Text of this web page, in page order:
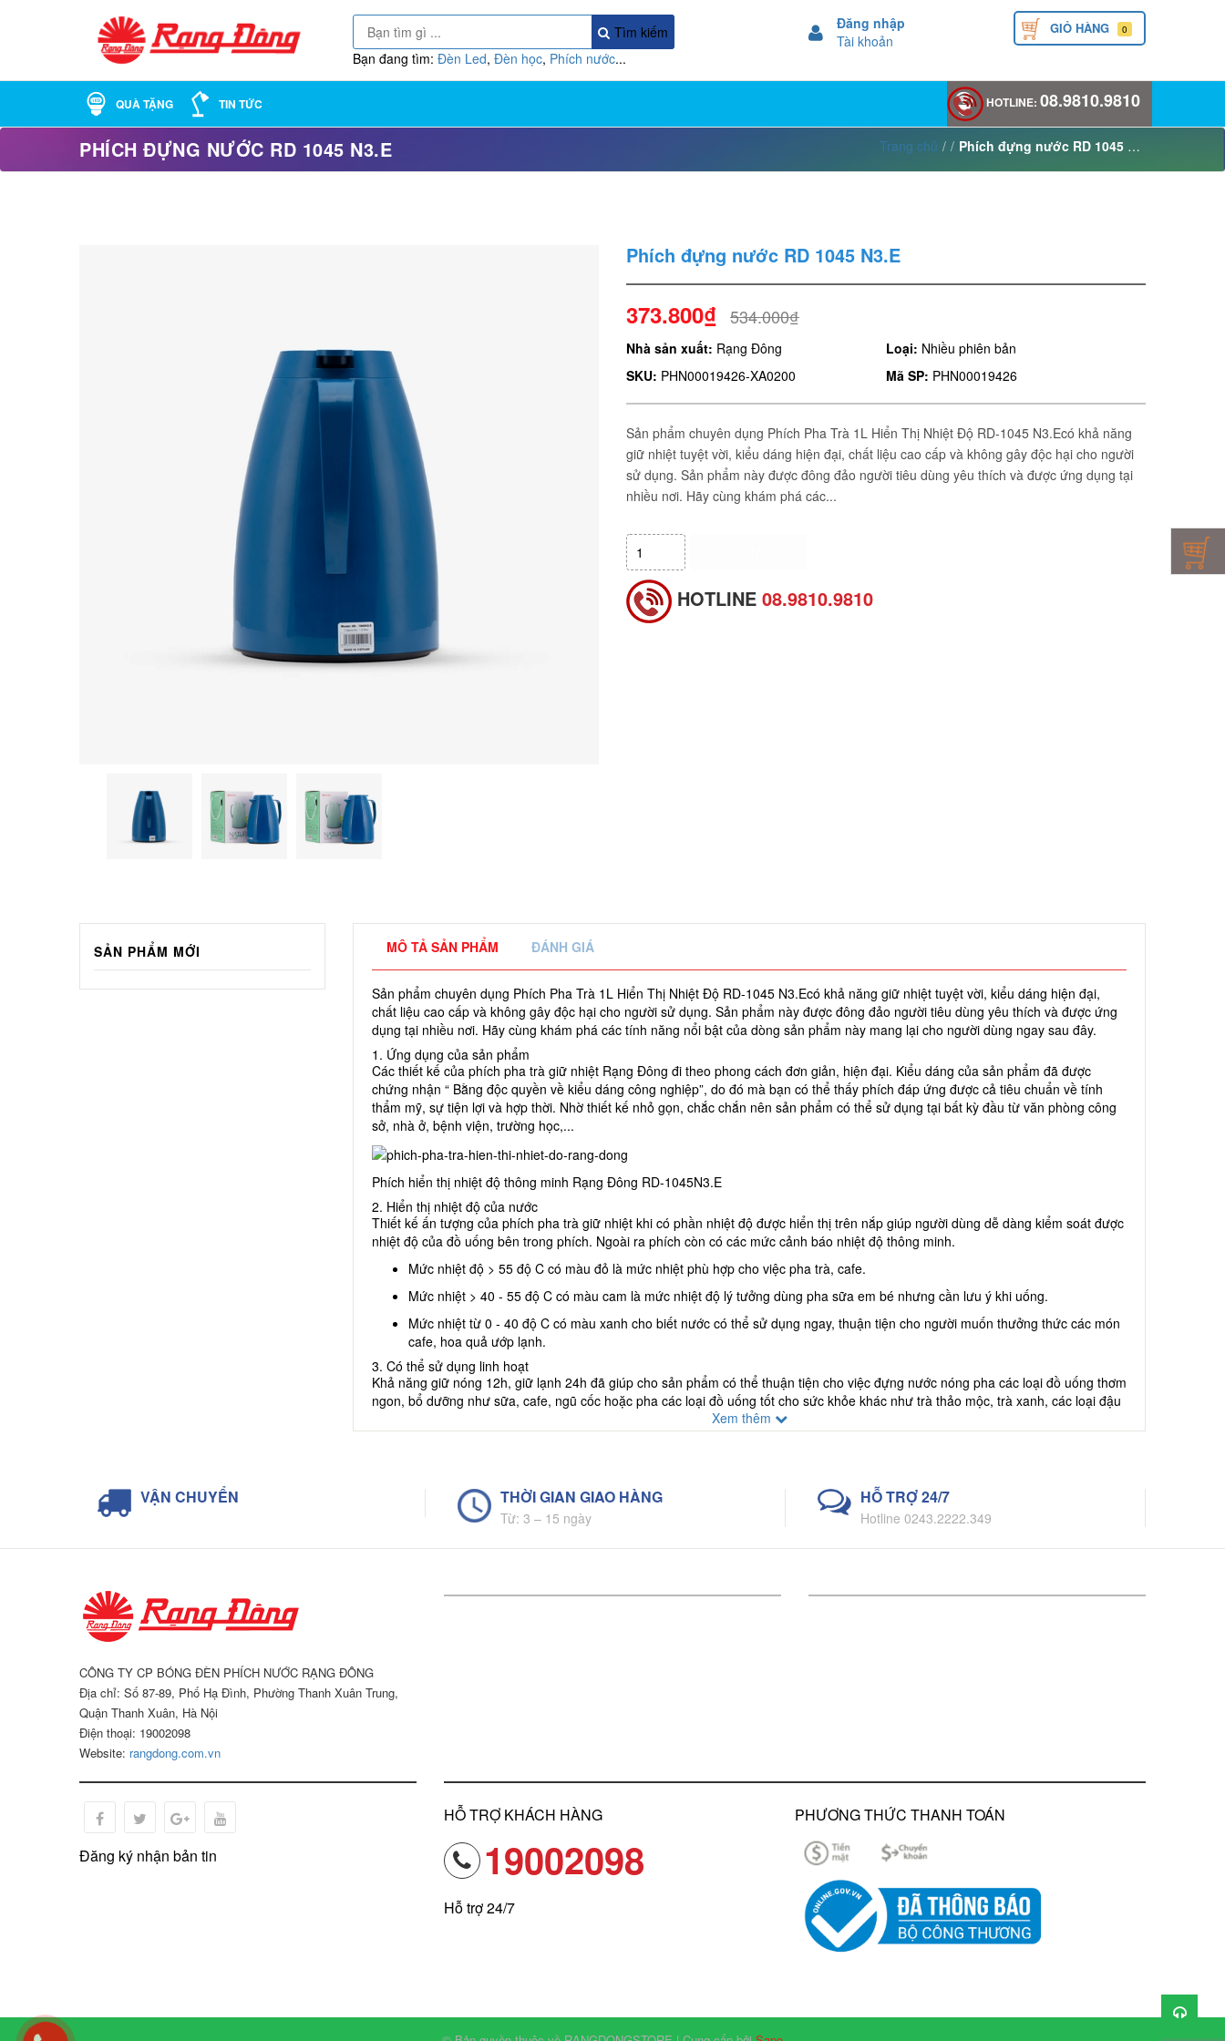
Tìm kiếm
Bạn đang tìm: Đèn Led, Đèn học, Phích nước...
Đăng nhập
Tài khoản
GIỎ HÀNG 0
QUÀ TẶNG TIN TỨC HOTLINE: 08.9810.9810
PHÍCH ĐỰNG NƯỚC RD 1045 N3.E Trang chủ / / Phích đựng nước RD 1045 N3.E
Phích đựng nước RD 1045 N3.E
373.800₫ 534.000₫
Nhà sản xuất: Rạng Đông Loại: Nhiều phiên bản
SKU: PHN00019426-XA0200 Mã SP: PHN00019426
Sản phẩm chuyên dụng Phích Pha Trà 1L Hiển Thị Nhiệt Độ RD-1045 N3.Ecó khả năng
giữ nhiệt tuyệt vời, kiểu dáng hiện đại, chất liệu cao cấp và không gây độc hại cho người
sử dụng. Sản phẩm này được đông đảo người tiêu dùng yêu thích và được ứng dụng tại
nhiều nơi. Hãy cùng khám phá các...
HOTLINE 08.9810.9810
SẢN PHẨM MỚI MÔ TẢ SẢN PHẨM ĐÁNH GIÁ
Sản phẩm chuyên dụng Phích Pha Trà 1L Hiển Thị Nhiệt Độ RD-1045 N3.Ecó khả năng giữ nhiệt tuyệt vời, kiểu dáng hiện đại,
chất liệu cao cấp và không gây độc hại cho người sử dụng. Sản phẩm này được đông đảo người tiêu dùng yêu thích và được ứng
dụng tại nhiều nơi. Hãy cùng khám phá các tính năng nổi bật của dòng sản phẩm này mang lại cho người dùng ngay sau đây.
1. Ứng dụng của sản phẩm
Các thiết kế của phích pha trà giữ nhiệt Rạng Đông đi theo phong cách đơn giản, hiện đại. Kiểu dáng của sản phẩm đã được
chứng nhận “ Bằng độc quyền về kiểu dáng công nghiệp”, do đó mà bạn có thể thấy phích đáp ứng được cả tiêu chuẩn về tính
thẩm mỹ, sự tiện lợi và hợp thời. Nhờ thiết kế nhỏ gọn, chắc chắn nên sản phẩm có thể sử dụng tại bất kỳ đầu từ văn phòng công
sở, nhà ở, bệnh viện, trường học,...
Phích hiển thị nhiệt độ thông minh Rạng Đông RD-1045N3.E
2. Hiển thị nhiệt độ của nước
Thiết kế ấn tượng của phích pha trà giữ nhiệt khi có phần nhiệt độ được hiển thị trên nắp giúp người dùng dễ dàng kiểm soát được
nhiệt độ của đồ uống bên trong phích. Ngoài ra phích còn có các mức cảnh báo nhiệt độ thông minh.
Mức nhiệt độ > 55 độ C có màu đỏ là mức nhiệt phù hợp cho việc pha trà, cafe.
Mức nhiệt > 40 - 55 độ C có màu cam là mức nhiệt độ lý tưởng dùng pha sữa em bé nhưng cần lưu ý khi uống.
Mức nhiệt từ 0 - 40 độ C có màu xanh cho biết nước có thể sử dụng ngay, thuận tiện cho người muốn thưởng thức các món
cafe, hoa quả ướp lạnh.
3. Có thể sử dụng linh hoạt
Khả năng giữ nóng 12h, giữ lạnh 24h đã giúp cho sản phẩm có thể thuận tiện cho việc đựng nước nóng pha các loại đồ uống thơm
ngon, bổ dưỡng như sữa, cafe, ngũ cốc hoặc pha các loại đồ uống tốt cho sức khỏe khác như trà thảo mộc, trà xanh, các loại đậu
4. Quà tặng ý nghĩa
Sản phẩm bình phích Rạng Đông nói chung và Phích Pha Trà 1L Hiển Thị Nhiệt Độ RD-1045 N3.E nói riêng có thể được in logo
đối tác để quảng bá thương hiệu, in lời chúc tốt đẹp để nhắn gửi tới những người thân yêu trong gia đình, bạn bè, thầy cô hay
nhân viên trong công ty.
5.2. Đạt tiêu chuẩn khắt khe về vệ sinh an toàn thực phẩm
Sản phẩm Phích Pha Trà 1L Hiển Thị Nhiệt Độ RD-1045 N3.E được sản xuất từ chất liệu thủy tinh tương đương thủy tinh y tế, thủy
tinh làm dụng cụ thí nghiệm nên có độ bền hóa, bền nhiệt cao. Nguyên liệu đạt chứng nhận phù hợp quy chuẩn, tiêu chuẩn an
liên hệ với hotline hoặc website của Rạng Đông để được tư vấn về các sản phẩm phích pha trà Rạng Đông chất lượng cao với mức
Xem thêm
VẬN CHUYỂN THỜI GIAN GIAO HÀNG
Từ: 3 – 15 ngày
HỖ TRỢ 24/7
Hotline 0243.2222.349
CÔNG TY CP BÓNG ĐÈN PHÍCH NƯỚC RẠNG ĐÔNG
Địa chỉ: Số 87-89, Phố Hạ Đình, Phường Thanh Xuân Trung,
Quận Thanh Xuân, Hà Nội
Điện thoại: 19002098
Website: rangdong.com.vn
Đăng ký nhận bản tin
HỖ TRỢ KHÁCH HÀNG
19002098
Hỗ trợ 24/7
PHƯƠNG THỨC THANH TOÁN